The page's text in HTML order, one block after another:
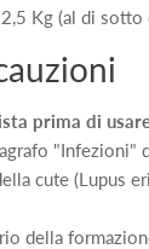
Kg (al di sotto
prima di
"Infezioni"
cute (Lupus
della